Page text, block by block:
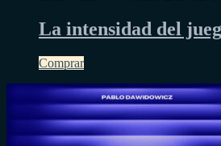
La intensidad del
Comprar